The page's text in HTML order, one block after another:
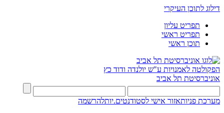
דילוג לתוכן העיקרי
תפריט עליון
תפריט ראשי
תוכן ראשי
הפקולטה לאמנויות ע"ש יולנדה ודוד כץ
אוניברסיטת תל אביב
מערכת פניותאזור אישי לסטודנטים.יותלהרשמה